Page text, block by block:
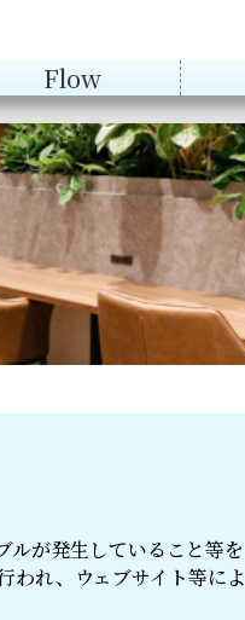
Flow
ルが発生していること等を
われ、ウェブサイト等によ